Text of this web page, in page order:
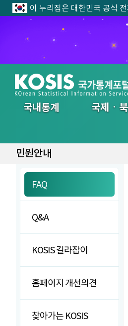
이 누리집은 대한민국 공식
국내통계 국제ㆍ
민원안내
FAQ
Q&A
KOSIS 길라잡이
홈페이지 개선의견
찾아가는 KOSIS